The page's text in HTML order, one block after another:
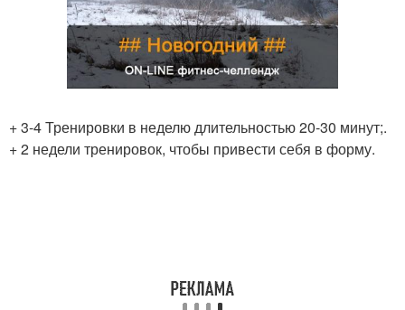
+ 3-4 Тренировки в неделю длительностью 20-30 минут;.
+ 2 недели тренировок, чтобы привести себя в форму.